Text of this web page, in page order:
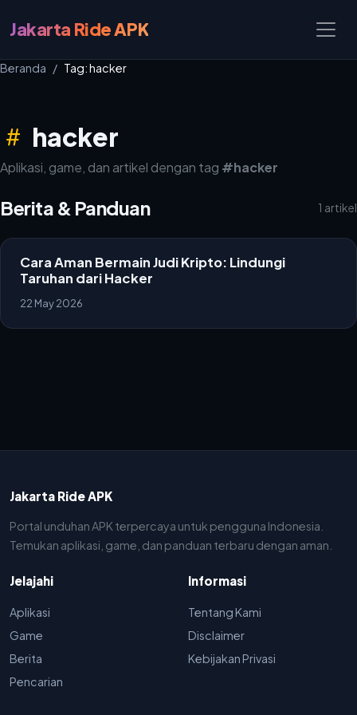
Jakarta Ride APK
Beranda Tag: hacker
hacker
Aplikasi, game, dan artikel dengan tag #hacker
Berita & Panduan 1 artikel
Cara Aman Bermain Judi Kripto: Lindungi
Taruhan dari Hacker
22 May 2026
Jakarta Ride APK
Portal unduhan APK terpercaya untuk pengguna Indonesia.
Temukan aplikasi, game, dan panduan terbaru dengan aman.
Jelajahi
Aplikasi
Game
Berita
Pencarian
Informasi
Tentang Kami
Disclaimer
Kebijakan Privasi